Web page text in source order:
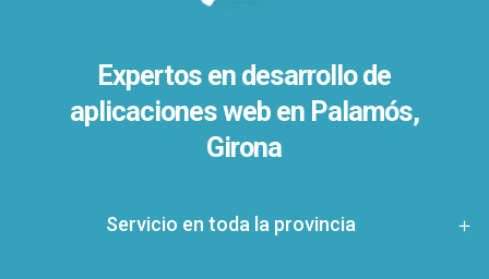
Expertos en desarrollo de
aplicaciones web en Palamós,
Girona
Servicio en toda la provincia